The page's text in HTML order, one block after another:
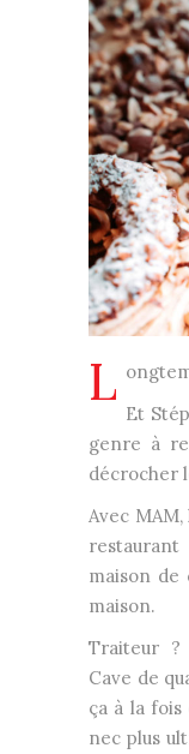
L Et
genre à
décrocher
Avec
maison de
maison.
Traiteur ?
Cave de
ça à la
nec plus